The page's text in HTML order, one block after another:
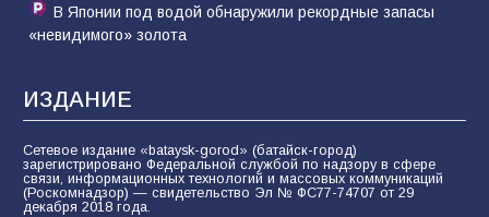
В Японии под водой обнаружили рекордные запасы
«невидимого» золота
ИЗДАНИЕ
Сетевое издание «bataysk-gorod» (батайск-город)
зарегистрировано Федеральной службой по надзору в сфере
связи, информационных технологий и массовых коммуникаций
(Роскомнадзор) — свидетельство Эл № ФС77-74707 от 29
декабря 2018 года.